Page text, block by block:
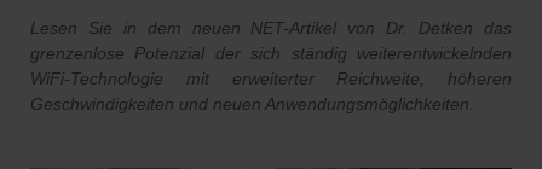
Lesen Sie in dem neuen NET-Artikel von Dr. Detken das
grenzenlose Potenzial der sich ständig weiterentwickelnden
WiFi-Technologie mit erweiterter Reichweite, höheren
Geschwindigkeiten und neuen Anwendungsmöglichkeiten.